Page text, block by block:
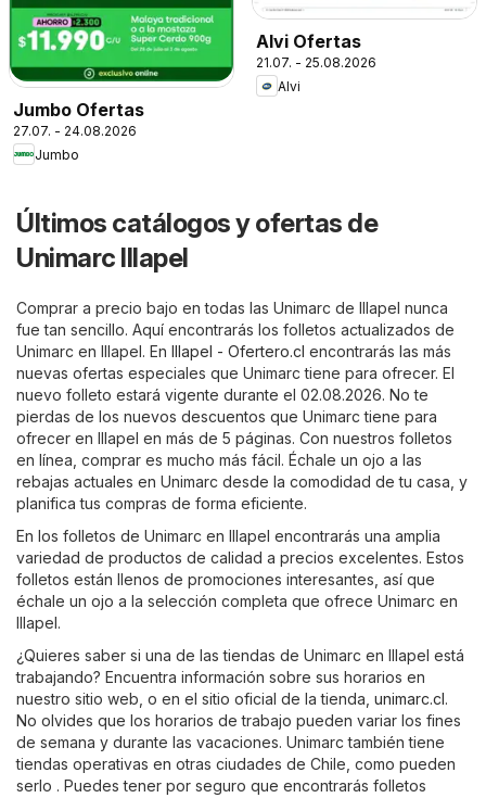
Jumbo Ofertas
27.07. - 24.08.2026
Jumbo
Alvi Ofertas
21.07. - 25.08.2026
Alvi
Últimos catálogos y ofertas de
Unimarc Illapel
Comprar a precio bajo en todas las Unimarc de Illapel nunca
fue tan sencillo. Aquí encontrarás los folletos actualizados de
Unimarc en Illapel. En Illapel - Ofertero.cl encontrarás las más
nuevas ofertas especiales que Unimarc tiene para ofrecer. El
nuevo folleto estará vigente durante el 02.08.2026. No te
pierdas de los nuevos descuentos que Unimarc tiene para
ofrecer en Illapel en más de 5 páginas. Con nuestros folletos
en línea, comprar es mucho más fácil. Échale un ojo a las
rebajas actuales en Unimarc desde la comodidad de tu casa, y
planifica tus compras de forma eficiente.
En los folletos de Unimarc en Illapel encontrarás una amplia
variedad de productos de calidad a precios excelentes. Estos
folletos están llenos de promociones interesantes, así que
échale un ojo a la selección completa que ofrece Unimarc en
Illapel.
¿Quieres saber si una de las tiendas de Unimarc en Illapel está
trabajando? Encuentra información sobre sus horarios en
nuestro sitio web, o en el sitio oficial de la tienda, unimarc.cl.
No olvides que los horarios de trabajo pueden variar los fines
de semana y durante las vacaciones. Unimarc también tiene
tiendas operativas en otras ciudades de Chile, como pueden
serlo . Puedes tener por seguro que encontrarás folletos